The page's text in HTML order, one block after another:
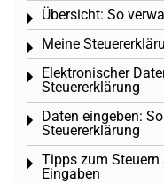
Übersicht: So
Toggle menu
Meine
Toggle menu
Elektronischer
Steuererklärung
Toggle menu
Daten eingeben:
Steuererklärung
Toggle menu
Tipps zum Steuern
Eingaben
Toggle menu